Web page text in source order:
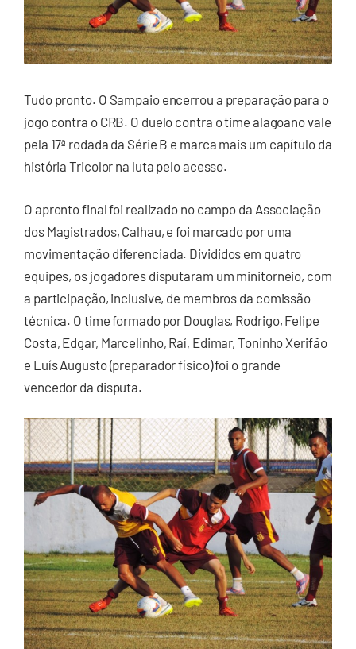
Tudo pronto. O Sampaio encerrou a preparação para o
jogo contra o CRB. O duelo contra o time alagoano vale
pela 17ª rodada da Série B e marca mais um capítulo da
história Tricolor na luta pelo acesso.
O apronto final foi realizado no campo da Associação
dos Magistrados, Calhau, e foi marcado por uma
movimentação diferenciada. Divididos em quatro
equipes, os jogadores disputaram um minitorneio, com
a participação, inclusive, de membros da comissão
técnica. O time formado por Douglas, Rodrigo, Felipe
Costa, Edgar, Marcelinho, Raí, Edimar, Toninho Xerifão
e Luís Augusto (preparador físico) foi o grande
vencedor da disputa.